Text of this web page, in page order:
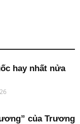
hay nhất nửa
của Trương